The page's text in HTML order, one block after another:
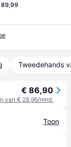
Tweedehands
€ 86,90
van € 28,96/mnd.
Toon